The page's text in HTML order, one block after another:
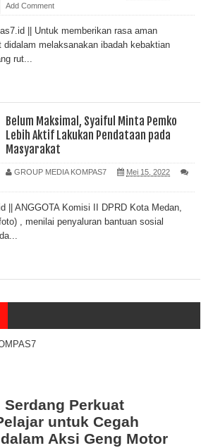
Add Comment
|| Untuk memberikan rasa aman
didalam melaksanakan ibadah kebaktian
rut...
Belum Maksimal, Syaiful Minta Pemko
Lebih Aktif Lakukan Pendataan pada
Masyarakat
GROUP MEDIA KOMPAS7
Mei 15, 2022
|| ANGGOTA Komisi II DPRD Kota Medan,
, menilai penyaluran bantuan sosial
Serdang Perkuat
untuk Cegah
Aksi Geng Motor